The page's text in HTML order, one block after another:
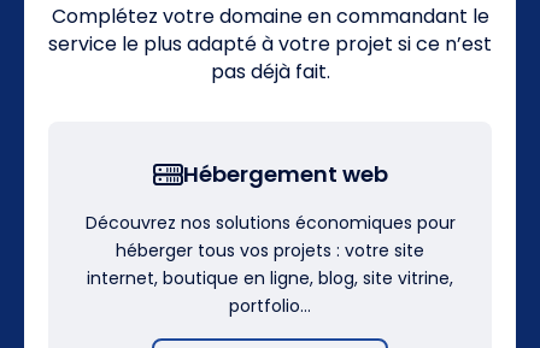
Complétez votre domaine en commandant le
service le plus adapté à votre projet si ce n’est
pas déjà fait.
Hébergement web
Découvrez nos solutions économiques pour
héberger tous vos projets : votre site
internet, boutique en ligne, blog, site vitrine,
portfolio…